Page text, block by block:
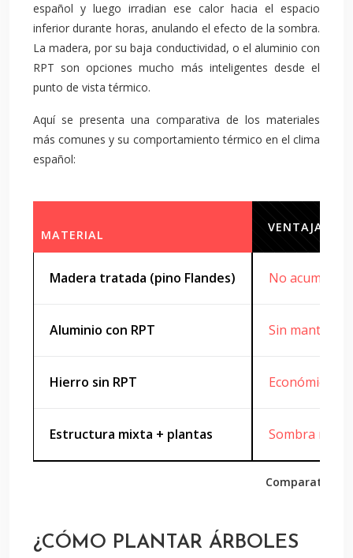
español y luego irradian ese calor hacia el espacio
inferior durante horas, anulando el efecto de la sombra.
La madera, por su baja conductividad, o el aluminio con
RPT son opciones mucho más inteligentes desde el
punto de vista térmico.
Aquí se presenta una comparativa de los materiales
más comunes y su comportamiento térmico en el clima
español:
Comparativa
MATERIAL
VENTAJAS
Madera tratada (pino Flandes) No acumula
Aluminio con RPT Sin
Hierro sin RPT Económico,
Estructura mixta + plantas Sombra
¿CÓMO PLANTAR ÁRBOLES